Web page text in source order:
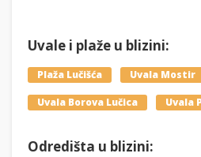
Uvale i plaže u blizini:
Plaža Lučišća Uvala Mostir
Uvala Borova Lučica Uvala
Odredišta u blizini: